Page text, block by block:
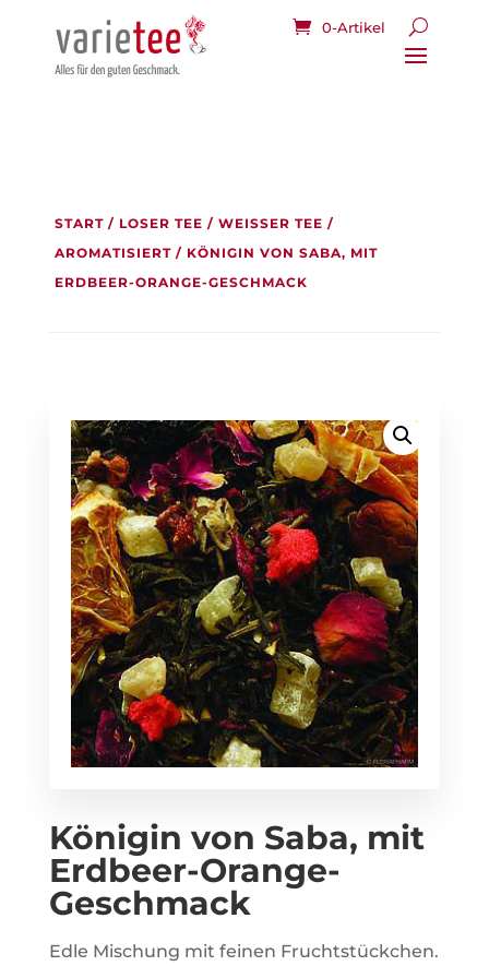
0-Artikel
START/ LOSER TEE / WEISSER TEE
/
AROMATISIERT/ KÖNIGIN VON SABA, MIT
ERDBEER-ORANGE-GESCHMACK
Königin von Saba, mit
Erdbeer-Orange-
Geschmack
Edle Mischung mit feinen Fruchtstückchen.